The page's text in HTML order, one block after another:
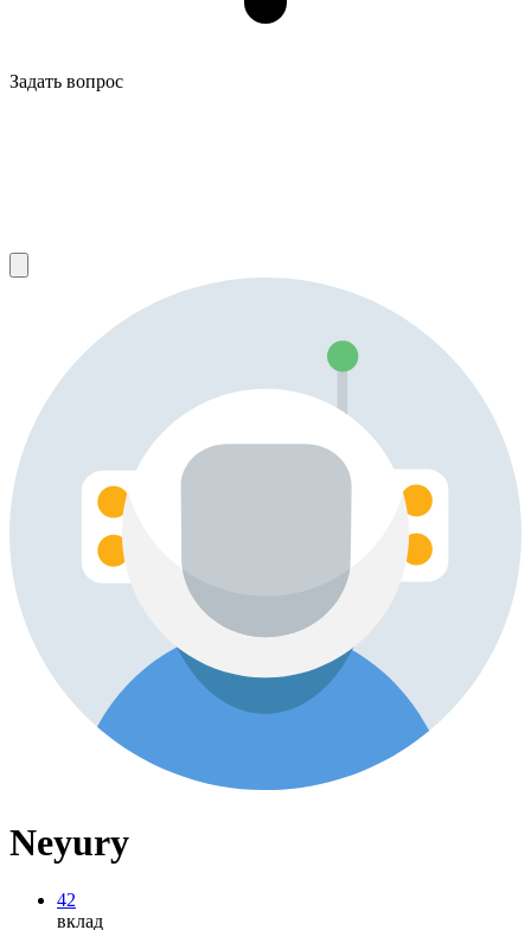
Задать вопрос
Neyury
42
вклад